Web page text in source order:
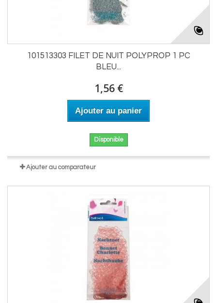
101513303 FILET DE NUIT POLYPROP 1 PC
BLEU...
1,56 €
Ajouter au panier
Disponible
Ajouter au comparateur